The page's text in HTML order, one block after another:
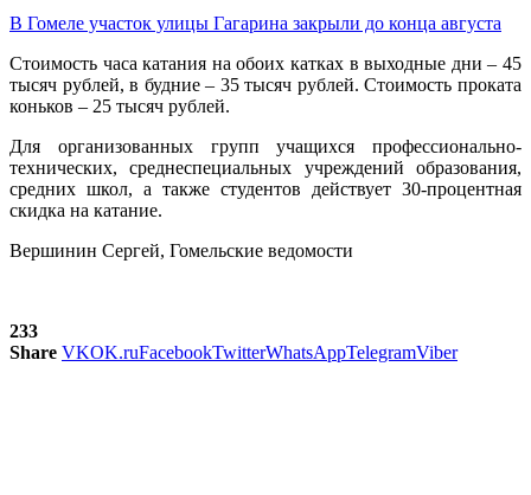
В Гомеле участок улицы Гагарина закрыли до конца августа
Стоимость часа катания на обоих катках в выходные дни – 45
тысяч рублей, в будние – 35 тысяч рублей. Стоимость проката
коньков – 25 тысяч рублей.
Для организованных групп учащихся профессионально-
технических, среднеспециальных учреждений образования,
средних школ, а также студентов действует 30-процентная
скидка на катание.
Вершинин Сергей, Гомельские ведомости
233
Share VKOK.ruFacebookTwitterWhatsAppTelegramViber